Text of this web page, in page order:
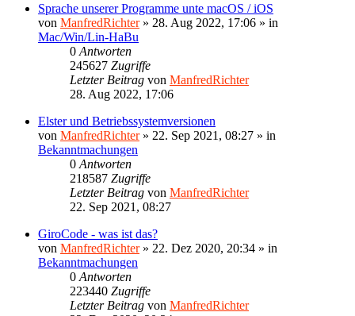
Sprache unserer Programme unte macOS / iOS
von ManfredRichter» 28. Aug 2022, 17:06 » in
Mac/Win/Lin-HaBu
0 Antworten
245627 Zugriffe
Letzter Beitrag von ManfredRichter
28. Aug 2022, 17:06
Elster und Betriebssystemversionen
von ManfredRichter» 22. Sep 2021, 08:27 » in
Bekanntmachungen
0 Antworten
218587 Zugriffe
Letzter Beitrag von ManfredRichter
22. Sep 2021, 08:27
GiroCode - was ist das?
von ManfredRichter» 22. Dez 2020, 20:34 » in
Bekanntmachungen
0 Antworten
223440 Zugriffe
Letzter Beitrag von ManfredRichter